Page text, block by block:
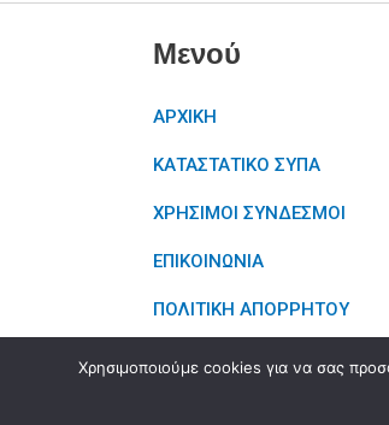
Μενού
ΑΡΧΙΚΗ
ΚΑΤΑΣΤΑΤΙΚΟ ΣΥΠΑ
ΧΡΗΣΙΜΟΙ ΣΥΝΔΕΣΜΟΙ
ΕΠΙΚΟΙΝΩΝΙΑ
ΠΟΛΙΤΙΚΗ ΑΠΟΡΡΗΤΟΥ
Χρησιμοποιούμε cookies για να σας